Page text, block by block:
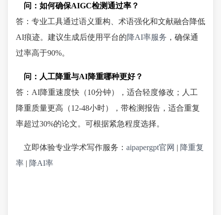
问：如何确保AIGC检测通过率？
答：专业工具通过语义重构、术语强化和文献融合降低
AI痕迹。建议生成后使用平台的降AI率服务 ，确保通
过率高于90%。
问：人工降重与AI降重哪种更好？
答：AI降重速度快（10分钟），适合轻度修改；人工
降重质量更高（12-48小时），带检测报告，适合重复
率超过30%的论文。可根据紧急程度选择。
立即体验专业学术写作服务： aipapergpt官网 | 降重复
率 | 降AI率